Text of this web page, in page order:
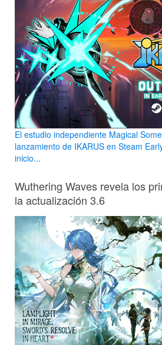
El estudio independiente Magical
lanzamiento de IKARUS en Steam
inicio...
Wuthering Waves revela los
la actualización 3.6